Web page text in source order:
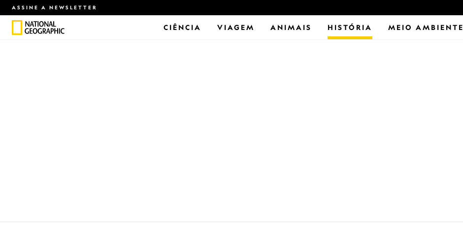
ASSINE A NEWSLETTER
CIÊNCIA VIAGEM ANIMAIS HISTÓRIA MEIO AMBIENTE